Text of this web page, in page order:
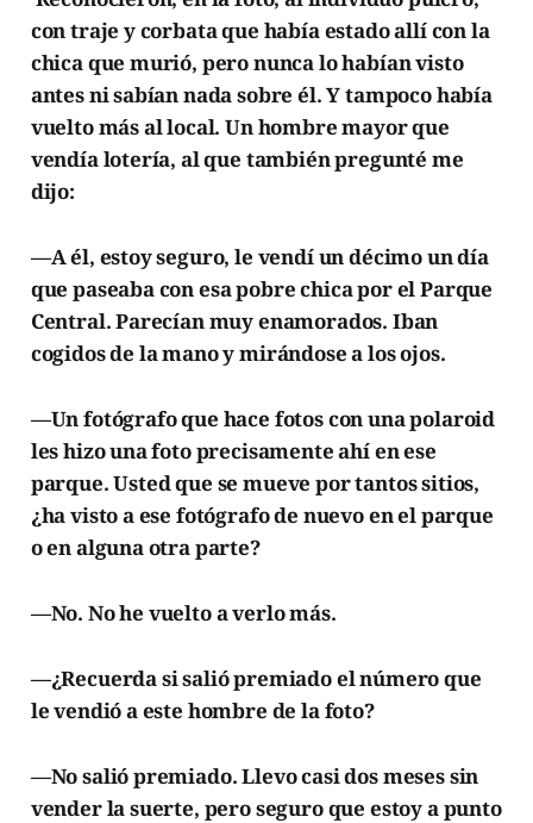
con traje y corbata que había estado allí con la
chica que murió, pero nunca lo habían visto
antes ni sabían nada sobre él. Y tampoco había
vuelto más al local. Un hombre mayor que
vendía lotería, al que también pregunté me
dijo:
—A él, estoy seguro, le vendí un décimo un día
que paseaba con esa pobre chica por el Parque
Central. Parecían muy enamorados. Iban
cogidos de la mano y mirándose a los ojos.
—Un fotógrafo que hace fotos con una polaroid
les hizo una foto precisamente ahí en ese
parque. Usted que se mueve por tantos sitios,
¿ha visto a ese fotógrafo de nuevo en el parque
o en alguna otra parte?
—No. No he vuelto a verlo más.
—¿Recuerda si salió premiado el número que
le vendió a este hombre de la foto?
—No salió premiado. Llevo casi dos meses sin
vender la suerte, pero seguro que estoy a punto